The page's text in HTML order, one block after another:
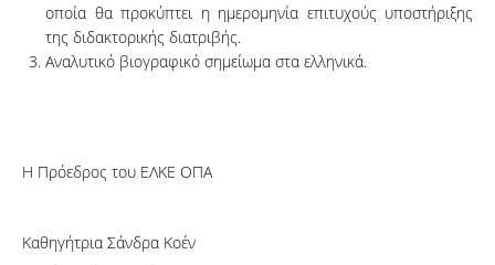
οποία θα προκύπτει η ημερομηνία επιτυχούς υποστήριξης
της διδακτορικής διατριβής.
Αναλυτικό βιογραφικό σημείωμα στα ελληνικά.
H Πρόεδρος του ΕΛΚΕ ΟΠΑ
Καθηγήτρια Σάνδρα Κοέν